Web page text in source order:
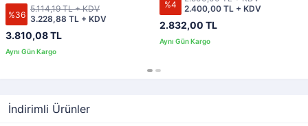
%36
3.810,08 TL
3.228,88 TL + KDV
5.114,19 TL + KDV %4
2.832,00 TL
2.400,00 TL + KDV
İndirimli Ürünler